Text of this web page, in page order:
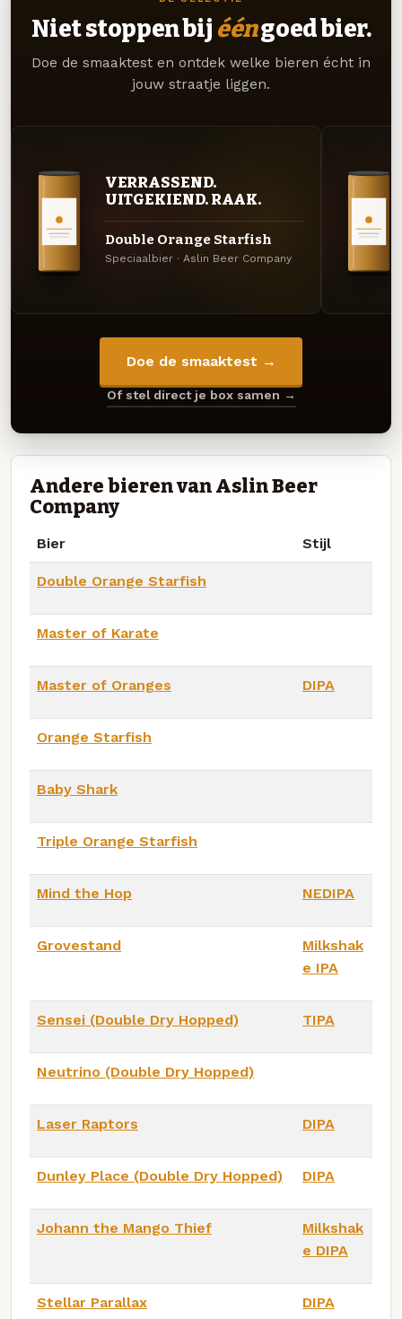
Niet stoppen bij ééngoed bier.
Doe de smaaktest en ontdek welke bieren écht in
jouw straatje liggen.
VERRASSEND.
UITGEKIEND. RAAK.
Double Orange Starfish
Speciaalbier · Aslin Beer Company
Doe de smaaktest →
Of stel direct je box samen →
Andere bieren van Aslin Beer
Company
Bier Stijl
Double Orange Starfish
Master of Karate
Master of Oranges DIPA
Orange Starfish
Baby Shark
Triple Orange Starfish
Mind the Hop NEDIPA
Grovestand
Milkshak
e IPA
Sensei (Double Dry Hopped) TIPA
Neutrino (Double Dry Hopped)
Laser Raptors DIPA
Dunley Place (Double Dry Hopped) DIPA
Johann the Mango Thief
Milkshak
e DIPA
Stellar Parallax DIPA